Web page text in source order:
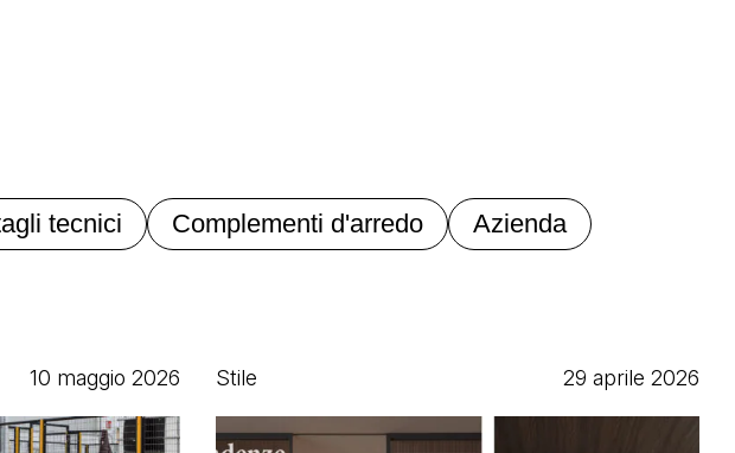
tecnici Complementi d'arredo Azienda
10 maggio 2026 Stile 29 aprile 2026